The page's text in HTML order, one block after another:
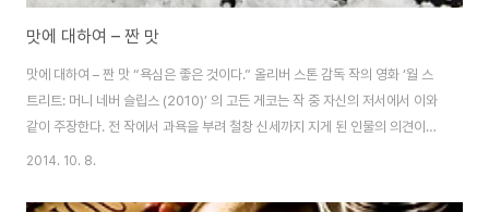
맛에 대하여 – 짠 맛
맛에 대하여 – 짠 맛 “욕심은 좋은 것이다.” 올리버 스톤 감독 작의 영화 ‘월 스
트리트: 머니 네버 슬립스 (2010)’ 의 고든 게코는 작 중 자신의 저서에서 이와
같이 주장한다. 전 작에서 과욕을 부려 철창 신세까지 지게 된 인물의 의견이라
관객의 조롱거리가 될 것이 당연하다는 예상을 감독은 담담하며 비 자극적인
을 채우기 위해 행동하고, 심지어는 자신의 목적을 성공적으로 달성하는 경우
2014. 10. 8.